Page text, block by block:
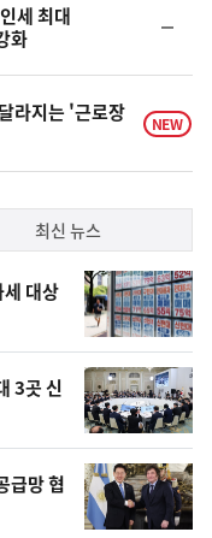
세 최대
화
일
라지는 '근로장
NEW
최신 뉴스
대상
3곳 신
급망 협